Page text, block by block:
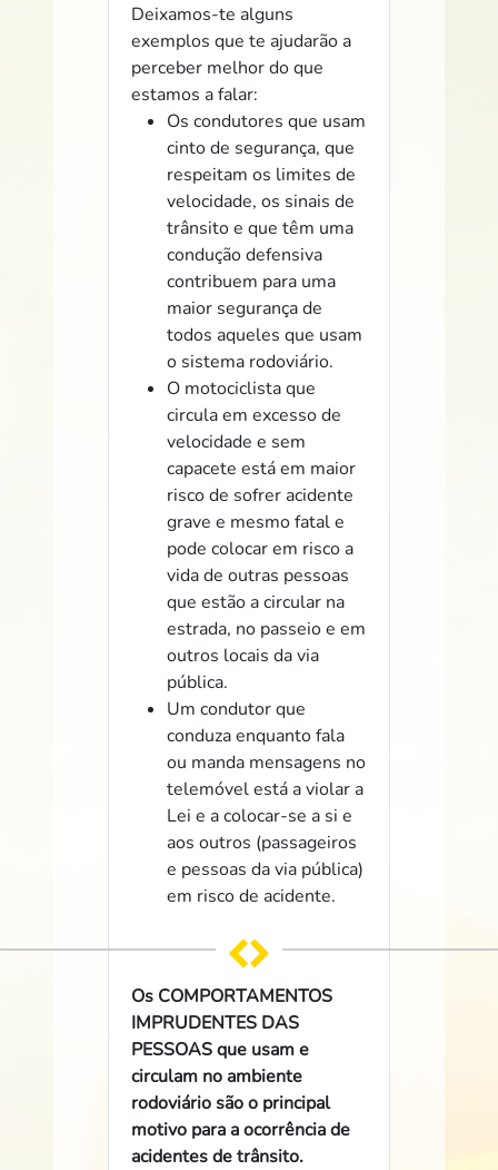
Deixamos-te alguns
exemplos que te ajudarão a
perceber melhor do que
estamos a falar:
Os condutores que usam
cinto de segurança, que
respeitam os limites de
velocidade, os sinais de
trânsito e que têm uma
condução defensiva
contribuem para uma
maior segurança de
todos aqueles que usam
o sistema rodoviário.
O motociclista que
circula em excesso de
velocidade e sem
capacete está em maior
risco de sofrer acidente
grave e mesmo fatal e
pode colocar em risco a
vida de outras pessoas
que estão a circular na
estrada, no passeio e em
outros locais da via
pública.
Um condutor que
conduza enquanto fala
ou manda mensagens no
telemóvel está a violar a
Lei e a colocar-se a si e
aos outros (passageiros
e pessoas da via pública)
em risco de acidente.
Os COMPORTAMENTOS
IMPRUDENTES DAS
PESSOAS que usam e
circulam no ambiente
rodoviário são o principal
motivo para a ocorrência de
acidentes de trânsito.